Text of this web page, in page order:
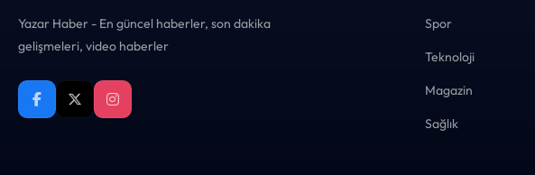
Yazar Haber - En güncel haberler, son dakika
gelişmeleri, video haberler
Spor
Teknoloji
Magazin
Sağlık